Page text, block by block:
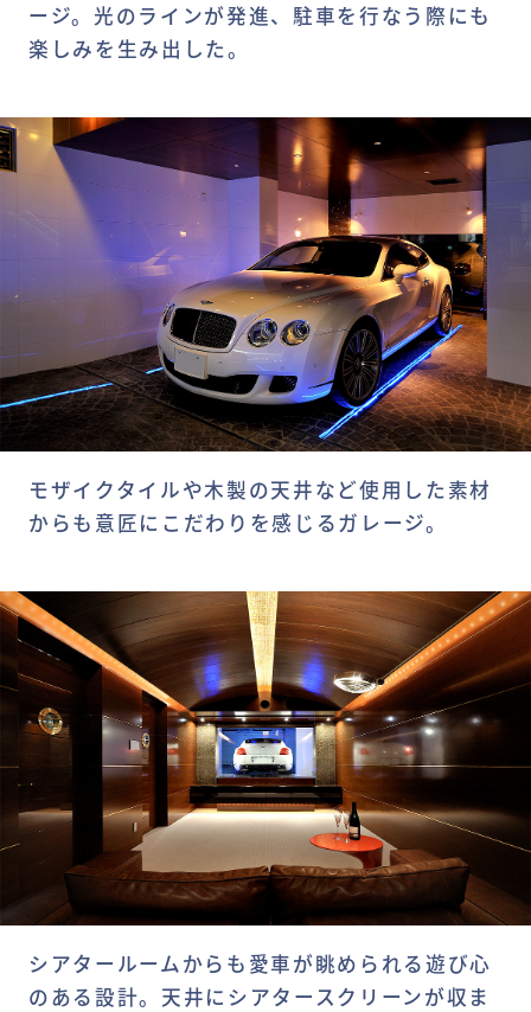
ージ。光のラインが発進、駐車を行なう際にも
楽しみを生み出した。
モザイクタイルや木製の天井など使用した素材
からも意匠にこだわりを感じるガレージ。
シアタールームからも愛車が眺められる遊び心
のある設計。天井にシアタースクリーンが収ま